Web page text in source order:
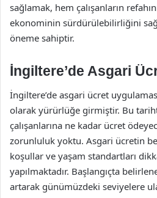
sağlamak, hem çalışanların
ekonominin sürdürülebilirliğini
öneme sahiptir.
İngiltere’de Asgari
İngiltere’de asgari ücret
olarak yürürlüğe girmiştir. Bu
çalışanlarına ne kadar ücret
zorunluluk yoktu. Asgari ücretin
koşullar ve yaşam standartları
yapılmaktadır. Başlangıçta
artarak günümüzdeki seviyelere